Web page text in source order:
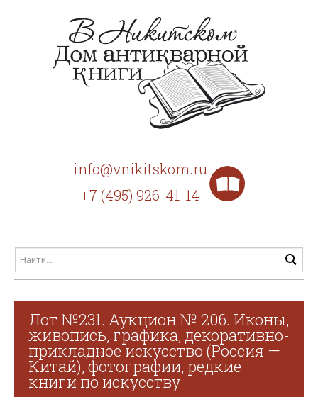
info@vnikitskom.ru
+7 (495) 926-41-14
Лот №231. Аукцион № 206. Иконы,
живопись, графика, декоративно-
прикладное искусство (Россия —
Китай), фотографии, редкие
книги по искусству